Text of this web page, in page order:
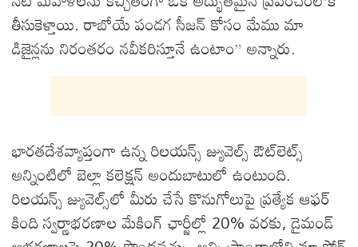
తీసుకెళ్తాయి. రాబోయే పండగ సీజన్‌ కోసం మేము మా
డిజైన్లను నిరంతరం నవీకరిస్తూనే ఉంటాం” అన్నారు.
భారతదేశవ్యాప్తంగా ఉన్న రిలయన్స్ జ్యువెల్స్ ఔట్‌లెట్స్‌
అన్నింటిలో బెల్లా కలెక్షన్‌ అందుబాటులో ఉంటుంది.
రిలయన్స్‌ జ్యువెల్స్‌లో మీరు చేసే కొనుగోలుపై ప్రత్యేక ఆఫర్‌
కింది స్వర్ణాభరణాల మేకింగ్‌ ఛార్జీల్లో 20% వరకు, డైమండ్‌